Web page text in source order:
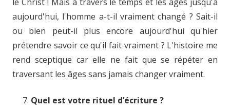
aujourd'hui, l'homme a-t-il vraiment changé ? Sait-il
ou bien peut-il plus encore aujourd'hui qu'hier
prétendre savoir ce qu'il fait vraiment ? L'histoire me
rend sceptique car elle ne fait que se répéter en
traversant les âges sans jamais changer vraiment.
Quel est votre rituel d’écriture ?